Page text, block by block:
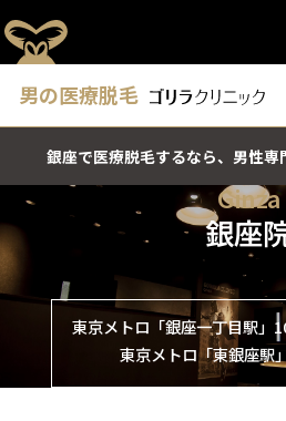
男の医療脱毛
銀座で医療脱毛するなら、男性
Ginza
銀座
東京メトロ「銀座一丁目駅」
東京メトロ「東銀座駅